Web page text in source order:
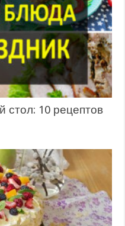
стол: 10 рецептов